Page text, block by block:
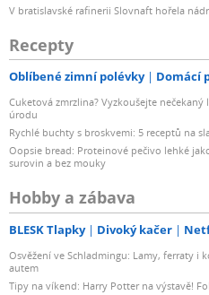
V bratislavské rafinerii Slovnaft hořela
Recepty
Oblíbené zimní polévky Domácí
Cuketová zmrzlina? Vyzkoušejte
úrodu
Rychlé buchty s broskvemi: 5 receptů na
Oopsie bread: Proteinové pečivo lehké
surovin a bez mouky
Hobby a zábava
BLESK Tlapky Divoký kačer
Osvěžení ve Schladmingu: Lamy, ferraty i
autem
Tipy na víkend: Harry Potter na výstavě!